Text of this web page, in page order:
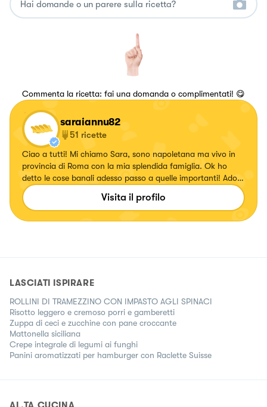
Commenta la ricetta: fai una domanda o complimentati! 😋
saraiannu82
51 ricette
Ciao a tutti! Mi chiamo Sara, sono napoletana ma vivo in
provincia di Roma con la mia splendida famiglia. Ok ho
detto le cose banali adesso passo a quelle importanti! Adoro
cucinare, sperimentare piatti nuovi (i migliori sono gli
"svuotafrigo") assaggiarli ed imparare trucchi e trucchetti
che possono rendere anche le pietanze piu' semplici in
Visita il profilo
LASCIATI ISPIRARE
ROLLINI DI TRAMEZZINO CON IMPASTO AGLI SPINACI
Risotto leggero e cremoso porri e gamberetti
Zuppa di ceci e zucchine con pane croccante
Mattonella siciliana
Crepe integrale di legumi ai funghi
Panini aromatizzati per hamburger con Raclette Suisse